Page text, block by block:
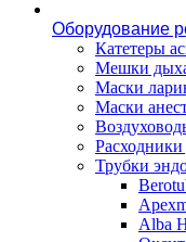
Оборудование
Катетеры
Мешки
Маски
Маски
Трубки
Alba